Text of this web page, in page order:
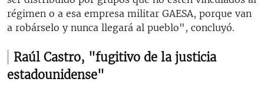
régimen o a esa empresa militar GAESA, porque van
a robárselo y nunca llegará al pueblo", concluyó.
Raúl Castro, "fugitivo de la justicia
estadounidense"